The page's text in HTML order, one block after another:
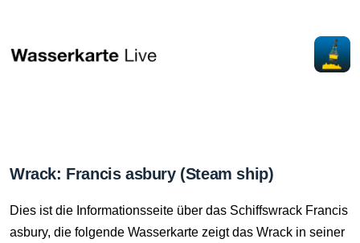
Wrack: Francis asbury (Steam ship)
Dies ist die Informationsseite über das Schiffswrack Francis
asbury, die folgende Wasserkarte zeigt das Wrack in seiner